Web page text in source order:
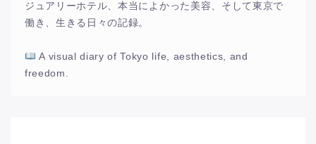
ジュアリーホテル、本当によかった美容、そして東京で
働き、生きる日々の記録。
A visual diary of Tokyo life, aesthetics, and
freedom.